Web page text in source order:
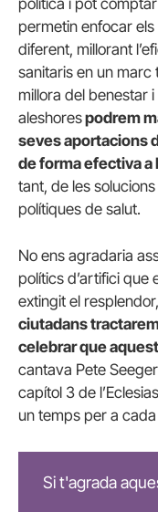
política i pot
permetin enfocar
diferent, millorant
sanitaris en un
millora del benestar
aleshorespodrem
seves aportacions
de forma efectiva a
tant, de les
polítiques de salut.
No ens agradaria
polítics d’artifici que
extingit el
ciutadans
celebrar que
cantava Pete
capítol 3 de
un temps per a
Si t'agrada